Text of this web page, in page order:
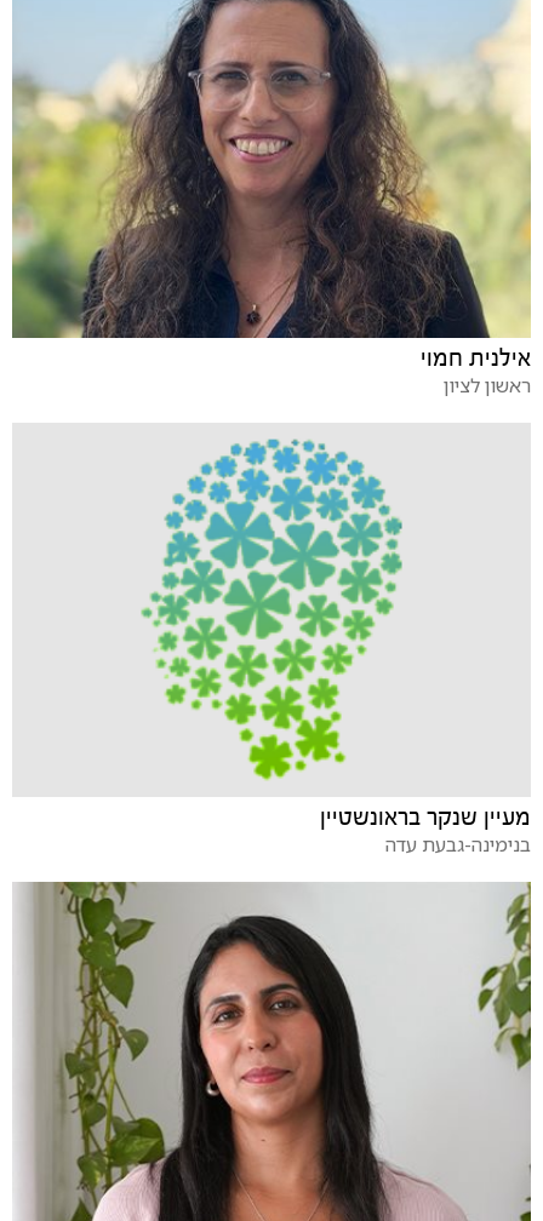
אילנית חמוי
ראשון לציון
מעיין שנקר בראונשטיין
בנימינה-גבעת עדה